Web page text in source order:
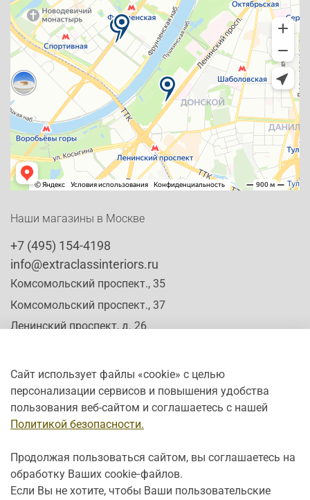
Наши магазины в Москве
+7 (495) 154-4198
info@extraclassinteriors.ru
Комсомольский проспект., 35
Комсомольский проспект., 37
Ленинский проспект, д. 26
Время работы:
Пн-Сб: c 10:00 - 20:00
Вс: с 12:00 - 19:00
Сайт использует файлы «cookie» с целью
персонализации сервисов и повышения удобства
пользования веб-сайтом и соглашаетесь с нашей
Политикой безопасности.
Продолжая пользоваться сайтом, вы соглашаетесь на
обработку Ваших cookie‑файлов.
Если Вы не хотите, чтобы Ваши пользовательские